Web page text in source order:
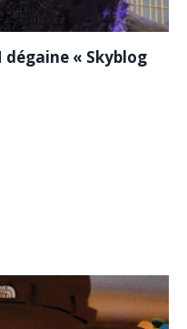
dégaine « Skyblog